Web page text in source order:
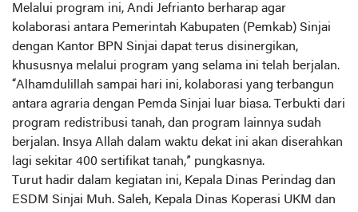
Melalui program ini, Andi Jefrianto berharap agar
kolaborasi antara Pemerintah Kabupaten (Pemkab) Sinjai
dengan Kantor BPN Sinjai dapat terus disinergikan,
khususnya melalui program yang selama ini telah berjalan.
“Alhamdulillah sampai hari ini, kolaborasi yang terbangun
antara agraria dengan Pemda Sinjai luar biasa. Terbukti dari
program redistribusi tanah, dan program lainnya sudah
berjalan. Insya Allah dalam waktu dekat ini akan diserahkan
lagi sekitar 400 sertifikat tanah,” pungkasnya.
Turut hadir dalam kegiatan ini, Kepala Dinas Perindag dan
ESDM Sinjai Muh. Saleh, Kepala Dinas Koperasi UKM dan